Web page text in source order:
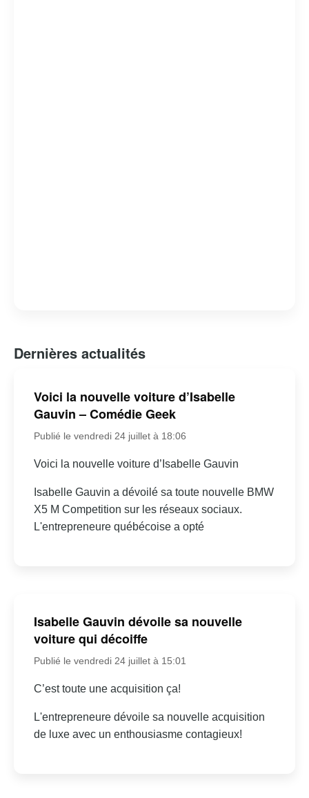
Dernières actualités
Voici la nouvelle voiture d’Isabelle
Gauvin – Comédie Geek
Publié le vendredi 24 juillet à 18:06
Voici la nouvelle voiture d’Isabelle Gauvin
Isabelle Gauvin a dévoilé sa toute nouvelle BMW
X5 M Competition sur les réseaux sociaux.
L'entrepreneure québécoise a opté
Isabelle Gauvin dévoile sa nouvelle
voiture qui décoiffe
Publié le vendredi 24 juillet à 15:01
C’est toute une acquisition ça!
L'entrepreneure dévoile sa nouvelle acquisition
de luxe avec un enthousiasme contagieux!